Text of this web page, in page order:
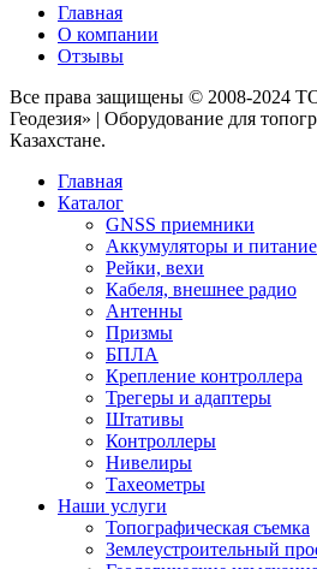
Главная
О компании
Отзывы
Все права защищены © 2008-2024
Геодезия» | Оборудование для
Казахстане.
Главная
Каталог
GNSS приемники
Аккумуляторы и питание
Рейки, вехи
Кабеля, внешнее радио
Антенны
Призмы
БПЛА
Крепление контроллера
Трегеры и адаптеры
Штативы
Контроллеры
Нивелиры
Тахеометры
Наши услуги
Топографическая съемка
Землеустроительный